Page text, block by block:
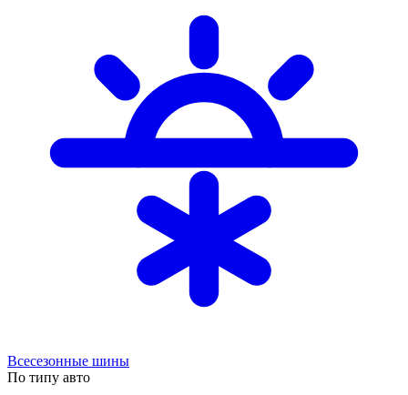
Всесезонные шины
По типу авто